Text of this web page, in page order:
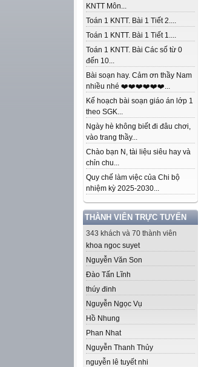
KNTT Môn...
Toán 1 KNTT. Bài 1 Tiết 2....
Toán 1 KNTT. Bài 1 Tiết 1....
Toán 1 KNTT. Bài Các số từ 0
đến 10...
Bài soạn hay. Cảm ơn thầy Nam
nhiều nhé ❤️❤️❤️❤️❤️❤️...
Kế hoạch bài soạn giáo án lớp 1
theo SGK...
Ngày hè không biết đi đâu chơi,
vào trang thầy...
Chào bạn N, tài liệu siêu hay và
chỉn chu...
Quy chế làm việc của Chi bộ
nhiệm kỳ 2025-2030...
THÀNH VIÊN TRỰC TUYẾN
343 khách và 70 thành viên
khoa ngoc suyet
Nguyễn Văn Son
Đào Tấn Lĩnh
thúy đinh
Nguyễn Ngọc Vụ
Hồ Nhung
Phan Nhat
Nguyễn Thanh Thủy
nguyễn lê tuyết nhi